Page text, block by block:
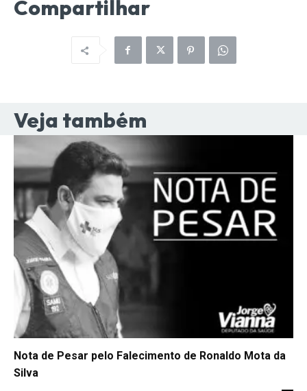
Compartilhar
Veja também
Nota de Pesar pelo Falecimento de Ronaldo Mota da
Silva